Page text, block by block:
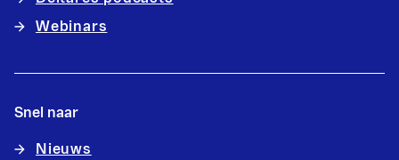
Webinars
Snel naar
Nieuws